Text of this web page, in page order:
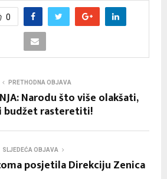
0
PRETHODNA OBJAVA
Narodu što više olakšati,
budžet rasteretiti!
SLJEDEĆA OBJAVA
posjetila Direkciju Zenica